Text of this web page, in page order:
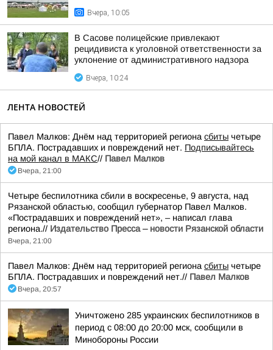
Вчера, 10:05
В Сасове полицейские привлекают
рецидивиста к уголовной ответственности за
уклонение от административного надзора
Вчера, 10:24
ЛЕНТА НОВОСТЕЙ
Павел Малков: Днём над территорией региона сбиты четыре
БПЛА. Пострадавших и повреждений нет. Подписывайтесь
на мой канал в МАКС// Павел Малков
Вчера, 21:00
Четыре беспилотника сбили в воскресенье, 9 августа, над
Рязанской областью, сообщил губернатор Павел Малков.
«Пострадавших и повреждений нет», – написал глава
региона.// Издательство Пресса – новости Рязанской области
Вчера, 21:00
Павел Малков: Днём над территорией региона сбиты четыре
БПЛА. Пострадавших и повреждений нет.// Павел Малков
Вчера, 20:57
Уничтожено 285 украинских беспилотников в
период с 08:00 до 20:00 мск, сообщили в
Минобороны России